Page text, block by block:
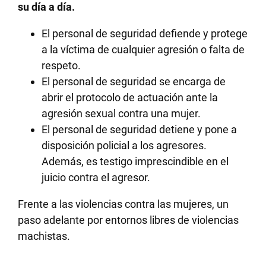
su día a día.
El personal de seguridad defiende y protege
a la víctima de cualquier agresión o falta de
respeto.
El personal de seguridad se encarga de
abrir el protocolo de actuación ante la
agresión sexual contra una mujer.
El personal de seguridad detiene y pone a
disposición policial a los agresores.
Además, es testigo imprescindible en el
juicio contra el agresor.
Frente a las violencias contra las mujeres, un
paso adelante por entornos libres de violencias
machistas.